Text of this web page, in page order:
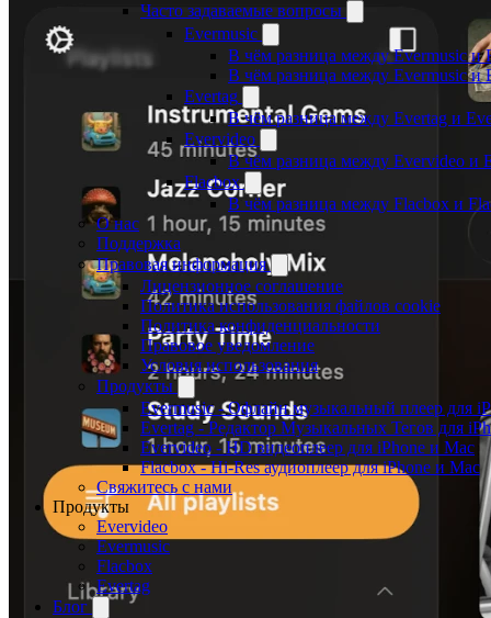
Часто задаваемые вопросы
Evermusic
В чём разница между Evermusic и
В чём разница между Evermusic и
Evertag
В чём разница между Evertag и
Evervideo
В чём разница между Evervideo и
Flacbox
В чём разница между Flacbox и
О нас
Поддержка
Правовая информация
Лицензионное соглашение
Политика использования файлов cookie
Политика конфиденциальности
Правовое уведомление
Условия использования
Продукты
Evermusic - Офлайн музыкальный плеер для
Evertag - Редактор Музыкальных Тегов для
Evervideo - HD видеоплеер для iPhone и Mac
Flacbox - Hi-Res аудиоплеер для iPhone и Mac
Свяжитесь с нами
Продукты
Evervideo
Evermusic
Flacbox
Evertag
Блог